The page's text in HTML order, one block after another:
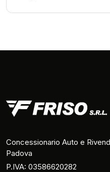
Concessionario Auto e
Padova
P.IVA: 03586620282